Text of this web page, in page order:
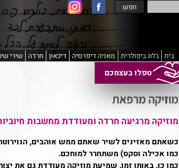
חפש
בית בלוג ביפולרית מאניה דיפרסיה דיכאון חרדה שירי
מוזיקה מרפאת
מוזיקה מרגיעה חרדה ומעודדת מחשבות
כשאתם מאזינים לשיר שאתם ממש אוהבים,
כמו אכילה וסקס) משתחרר למוחכם.
כמו כן, באותו זמן, שמיעת מוזיקה מעודדת גם את
טפלו בעצמכם